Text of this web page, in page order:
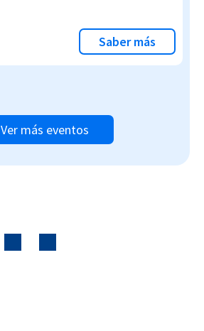
Saber más
Ver más eventos